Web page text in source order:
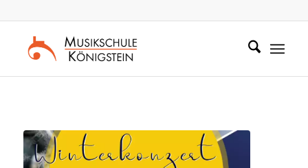
Inhalt
springen
Navigation
springen